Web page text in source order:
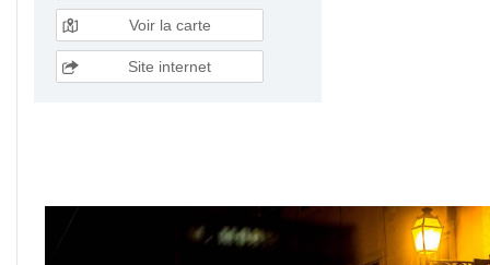
Voir la carte
Site internet